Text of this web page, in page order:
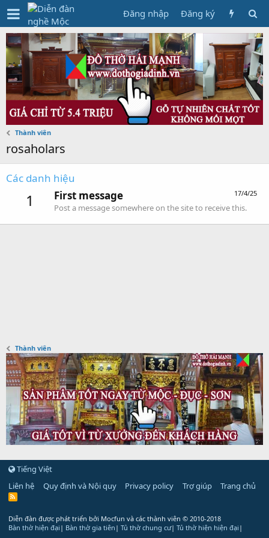
Đăng nhập Đăng ký
Thành viên
rosaholars
Các danh hiệu
1 17/4/25
First message
Post a message somewhere on the site to receive this.
Thành viên
Tiếng Việt
Liên hệ
Quy định và Nội quy Privacy policy Trợ giúp Trang chủ
R
Diễn đàn được phát triển bởi Mocfun và các thành viên © 2010-2018
Bàn thờ hiện đại | Bàn thờ gia tiên | Tủ thờ chung cư| Tủ thờ hiện hiện đại |